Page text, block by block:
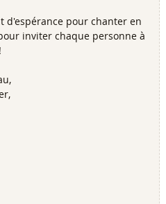
d'espérance pour chanter en
inviter chaque personne à